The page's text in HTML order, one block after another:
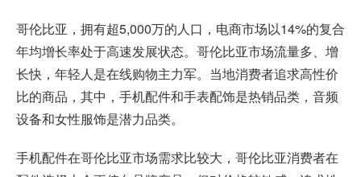
哥伦比亚，拥有超5,000万的人口，电商市场以14%的复合
年均增长率处于高速发展状态。哥伦比亚市场流量多、增
长快，年轻人是在线购物主力军。当地消费者追求高性价
比的商品，其中，手机配件和手表配饰是热销品类，音频
设备和女性服饰是潜力品类。
手机配件在哥伦比亚市场需求比较大，哥伦比亚消费者在